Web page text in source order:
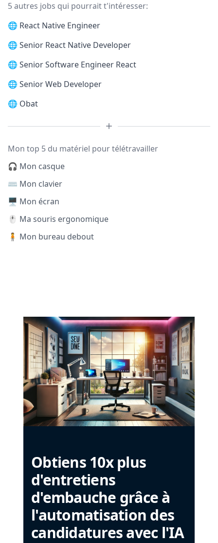
5 autres jobs qui pourrait t'intéresser:
🌐 React Native Engineer
🌐 Senior React Native Developer
🌐 Senior Software Engineer React
🌐 Senior Web Developer
🌐 Obat
Mon top 5 du matériel pour télétravailler
🎧 Mon casque
⌨️ Mon clavier
🖥️ Mon écran
🖱️ Ma souris ergonomique
🧍 Mon bureau debout
Obtiens 10x plus
d'entretiens
d'embauche grâce à
l'automatisation des
candidatures avec l'IA